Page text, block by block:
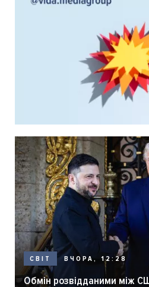
СВІТ ВЧОРА, 12:28
Обмін розвідданими між